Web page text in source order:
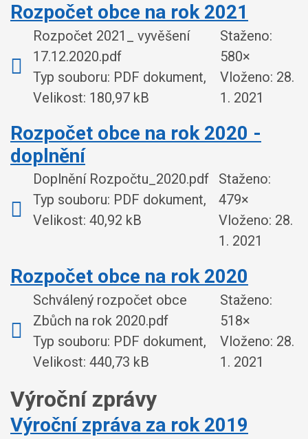
Rozpočet obce na rok 2021
Rozpočet 2021_ vyvěšení
17.12.2020.pdf
Typ souboru: PDF dokument,
Velikost: 180,97 kB
Staženo:
580×
Vloženo: 28.
1. 2021
Rozpočet obce na rok 2020 -
doplnění
Doplnění Rozpočtu_2020.pdf
Typ souboru: PDF dokument,
Velikost: 40,92 kB
Staženo:
479×
Vloženo: 28.
1. 2021
Rozpočet obce na rok 2020
Schválený rozpočet obce
Zbůch na rok 2020.pdf
Typ souboru: PDF dokument,
Velikost: 440,73 kB
Staženo:
518×
Vloženo: 28.
1. 2021
Výroční zprávy
Výroční zpráva za rok 2019